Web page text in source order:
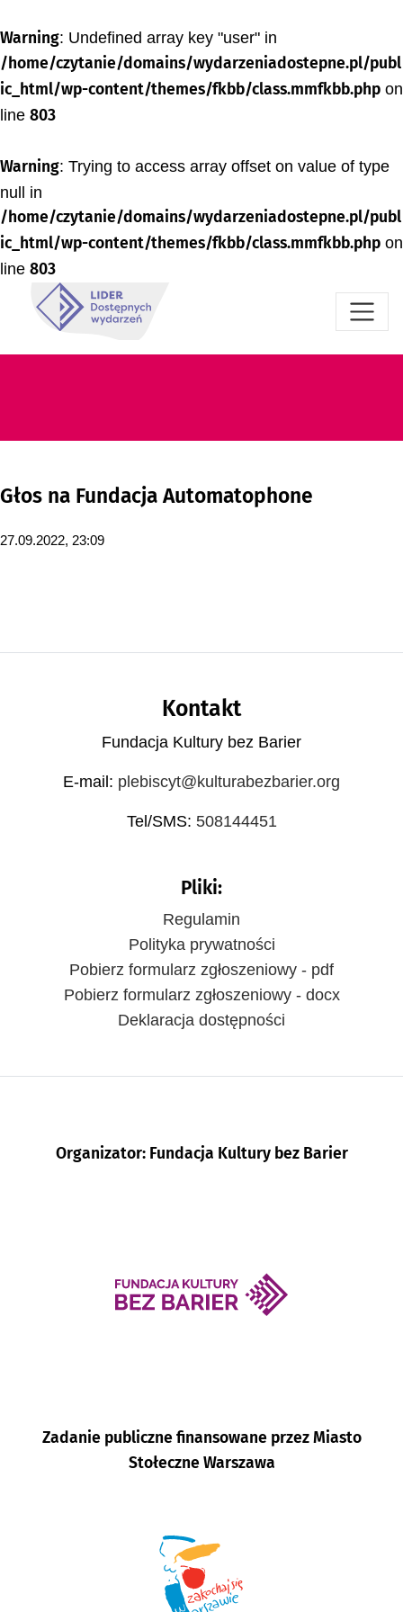
Warning: Undefined array key "user" in
/home/czytanie/domains/wydarzeniadostepne.pl/publ
ic_html/wp-content/themes/fkbb/class.mmfkbb.php on
line 803
Warning: Trying to access array offset on value of type
null in
/home/czytanie/domains/wydarzeniadostepne.pl/publ
ic_html/wp-content/themes/fkbb/class.mmfkbb.php on
line 803
Przejdź do menu dostępności
Przejdź do treści
Przejdź do stopki
Głos na Fundacja Automatophone
27.09.2022, godz.
23:09
Kontakt
Fundacja Kultury bez Barier
E-mail: plebiscyt@kulturabezbarier.org
Tel/SMS: 508144451
Pliki:
Regulamin
Polityka prywatności
Pobierz formularz zgłoszeniowy - pdf
Pobierz formularz zgłoszeniowy - docx
Deklaracja dostępności
Organizator: Fundacja Kultury bez Barier
Zadanie publiczne finansowane przez Miasto
Stołeczne Warszawa